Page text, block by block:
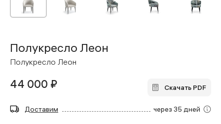
Полукресло Леон
Полукресло Леон
44 000 ₽ Скачать PDF
Доставим через 35 дней